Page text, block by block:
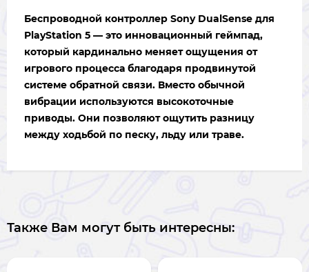
Беспроводной контроллер Sony DualSense для
PlayStation 5 — это инновационный геймпад,
который кардинально меняет ощущения от
игрового процесса благодаря продвинутой
системе обратной связи. Вместо обычной
вибрации используются высокоточные
приводы. Они позволяют ощутить разницу
между ходьбой по песку, льду или траве.
Также Вам могут быть интересны: